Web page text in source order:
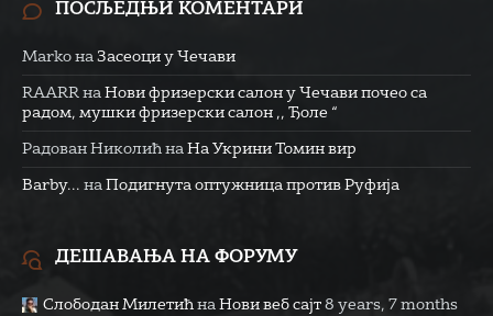
ПОСЉЕДЊИ КОМЕНТАРИ
Marko на Засеоци у Чечави
RAARR на Нови фризерски салон у Чечави почео са
радом, мушки фризерски салон ,, Ђоле “
Радован Николић на На Укрини Томин вир
Barby... на Подигнута оптужница против Руфија
ДЕШАВАЊА НА ФОРУМУ
Слободан Милетић на Нови веб сајт 8 years, 7 months